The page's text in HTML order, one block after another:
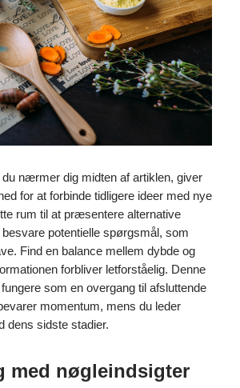
du nærmer dig midten af artiklen, giver
for at forbinde tidligere ideer med nye
rum til at præsentere alternative
potentielle spørgsmål, som
Find en balance mellem dybde og
forbliver letforståelig. Denne
som en overgang til afsluttende
momentum, mens du leder
dens sidste stadier.
med nøgleindsigter